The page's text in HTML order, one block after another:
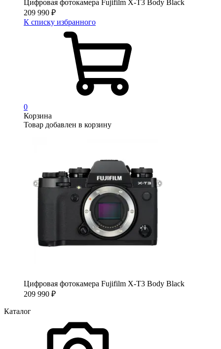
Цифровая фотокамера Fujifilm X-T3 Body Black
209 990 ₽
К списку избранного
0
Корзина
Товар добавлен в корзину
Цифровая фотокамера Fujifilm X-T3 Body Black
209 990 ₽
Каталог